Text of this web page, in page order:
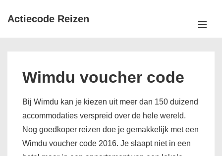
Doorgaan
Actiecode Reizen
Wimdu voucher code
Bij Wimdu kan je kiezen uit meer dan 150 duizend
accommodaties verspreid over de hele wereld.
Nog goedkoper reizen doe je gemakkelijk met een
Wimdu voucher code 2016. Je slaapt niet in een